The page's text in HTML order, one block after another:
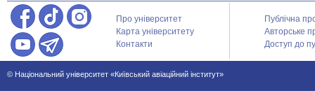
Про університет
Карта університету
Контакти
Публічна
Авторське
Доступ до
© Національний університет «Київський авіаційний інститут»